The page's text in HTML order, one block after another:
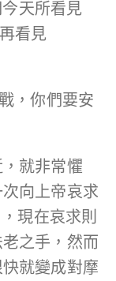
天所看見
，你們要安
就非常懼
向上帝哀求
現在哀求則
之手，然而
就變成對摩